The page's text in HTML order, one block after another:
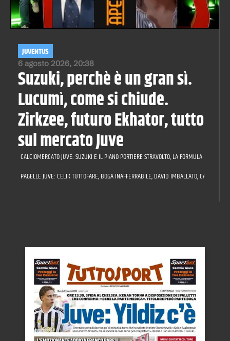
6 agosto 2026, 20:38
JUVENTUS
Suzuki, perchè è un gran sì.
Lucumì, come si chiude.
Zirkzee, futuro Ekhator, tutto
sul mercato Juve
CALCIOMERCATO JUVE: SUZUKI E IL PIANO PORTIERE STRAVOLTO, LA FORMULA PER
PAGELLE JUVE: CELIK TUTTOFARE, BOGA INAFFERRABILE, DAVID IMBALLATO, CAMBIASO